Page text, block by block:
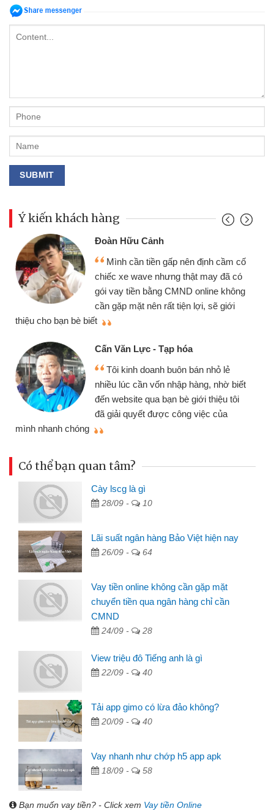
Ý kiến khách hàng
Đoàn Hữu Cảnh
Mình cần tiền gấp nên định cầm cố
chiếc xe wave nhưng thật may đã có
gói vay tiền bằng CMND online không
cần gặp mặt nên rất tiện lợi, sẽ giới
thiệu cho bạn bè biết
Cấn Văn Lực - Tạp hóa
Tôi kinh doanh buôn bán nhỏ lẻ
nhiều lúc cần vốn nhập hàng, nhờ biết
đến website qua bạn bè giới thiệu tôi
đã giải quyết được công việc của
mình nhanh chóng
Có thể bạn quan tâm?
Cày lscg là gì
28/09 - 10
Lãi suất ngân hàng Bảo Việt hiện nay
26/09 - 64
Vay tiền online không cần gặp mặt
chuyển tiền qua ngân hàng chỉ cần
CMND
24/09 - 28
View triệu đô Tiếng anh là gì
22/09 - 40
Tải app gimo có lừa đảo không?
20/09 - 40
Vay nhanh như chớp h5 app apk
18/09 - 58
Bạn muốn vay tiền? - Click xem Vay tiền Online